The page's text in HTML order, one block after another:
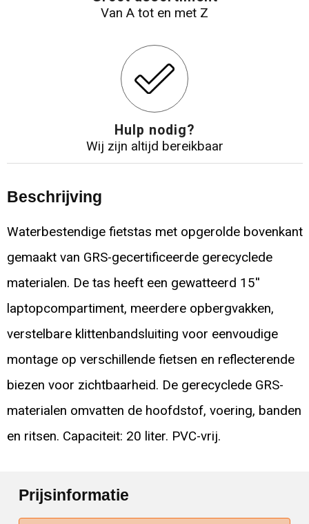
Van A tot en met Z
Hulp nodig?
Wij zijn altijd bereikbaar
Beschrijving
Waterbestendige fietstas met opgerolde bovenkant
gemaakt van GRS-gecertificeerde gerecyclede
materialen. De tas heeft een gewatteerd 15''
laptopcompartiment, meerdere opbergvakken,
verstelbare klittenbandsluiting voor eenvoudige
montage op verschillende fietsen en reflecterende
biezen voor zichtbaarheid. De gerecyclede GRS-
materialen omvatten de hoofdstof, voering, banden
en ritsen. Capaciteit: 20 liter. PVC-vrij.
Prijsinformatie